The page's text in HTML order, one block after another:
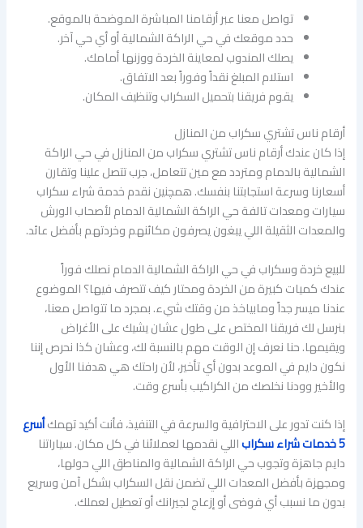
تواصل معنا عبر أرقامنا المباشرة الموضحة بالموقع.
حدد موقعك في حي الراكة الشمالية أو أي حي آخر.
يصلك المندوب لمعاينة الخردة ووزنها أمامك.
استلام المبلغ نقداً وفوراً بعد الاتفاق.
يقوم فريقنا بتحميل السكراب وتنظيف المكان.
أرقام ناس تشتري سكراب من المنازل
إذا كان عندك أرقام ناس تشتري سكراب من المنازل في حي الراكة
الشمالية بالدمام ومتردد مع مين تتعامل، جرب تتصل علينا وتقارن
أسعارنا وسرعة استجابتنا بنفسك. همچنین نقدم خدمة شراء سكراب
سيارات ومعدات تالفة حي الراكة الشمالية الدمام لأصحاب الورش
والمعدات الثقيلة اللي يبغون يصرفون مكائنهم وخردتهم بأفضل عائد.
للبيع خردة وسكراب في حي الراكة الشمالية الدمام نصلك فوراً
عندك كميات كبيرة من الخردة ومحتار كيف تتصرف فيها؟ الموضوع
عندنا ميسر جداً ومابياخذ من وقتك شيء. بمجرد ما تتواصل معنا،
بنرسل لك فريقنا المختص على طول عشان يشيك على الأغراض
ويقيمها. حنا نعرف إن الوقت مهم بالنسبة لك، وعشان كذا نحرص إننا
نكون دايم في الموعد بدون أي تأخير، لأن راحتك هي هدفنا الأول
والأخير وودنا نخلصك من الكراكيب بأسرع وقت.
إذا كنت تدور على الاحترافية والسرعة في التنفيذ، فأنت أكيد تهمكأسرع
5 خدمات شراء سكراب
اللي نقدمها لعملائنا في كل مكان. سياراتنا
دايم جاهزة وتجوب حي الراكة الشمالية والمناطق اللي حولها،
ومجهزة بأفضل المعدات اللي تضمن نقل السكراب بشكل آمن وسريع
بدون ما نسبب أي فوضى أو إزعاج لجيرانك أو تعطيل لعملك.